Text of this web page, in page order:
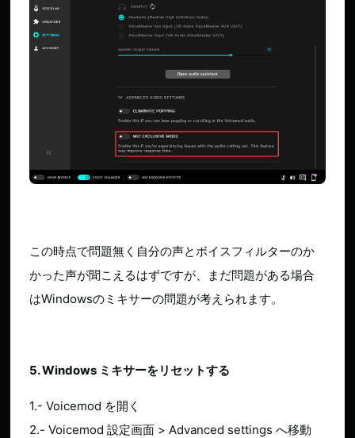
この時点で問題無く自分の声とボイスフィルターのか
かった声が聞こえるはずですが、まだ問題がある場合
はWindowsのミキサーの問題が考えられます。
5. Windows ミキサーをリセットする
1.- Voicemod を開く
2.- Voicemod 設定画面 > Advanced settings へ移動